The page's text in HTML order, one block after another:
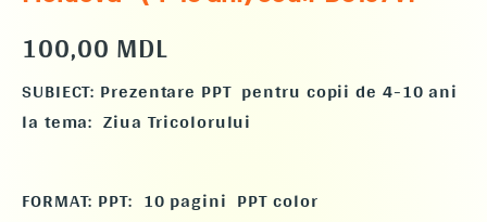
100,00MDL
SUBIECT: Prezentare PPT pentru copii de 4-10 ani
la tema: Ziua Tricolorului
FORMAT: PPT: 10 pagini PPT color